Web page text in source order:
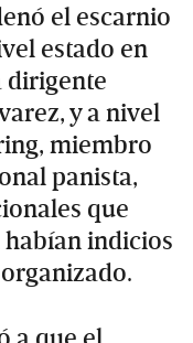
el escarnio
estado en
dirigente
y a nivel
miembro
panista,
que
indicios